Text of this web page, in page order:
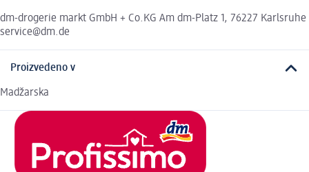
dm-drogerie markt GmbH + Co.KG Am dm-Platz 1, 76227 Karlsruhe
service@dm.de
Proizvedeno v
Madžarska